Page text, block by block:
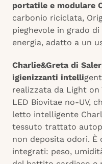
portatile e modulare
carbonio riciclata,
pieghevole in grado
energia, adatto a un
Charlie&Greta di
igienizzanti intelli
realizzata da Light on
LED Biovitae no-UV,
letto intelligente
tessuto trattato
non deposita odori. È
integrati: peso,